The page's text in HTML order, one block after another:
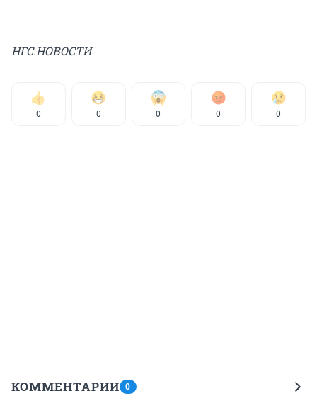
НГС.НОВОСТИ
0 0 0 0 0
КОММЕНТАРИИ 0